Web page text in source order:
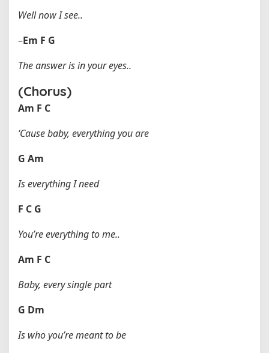
Well now I see..
–Em F G
The answer is in your eyes..
(Chorus)
Am F C
‘Cause baby, everything you are
G Am
Is everything I need
F C G
You’re everything to me..
Am F C
Baby, every single part
G Dm
Is who you’re meant to be